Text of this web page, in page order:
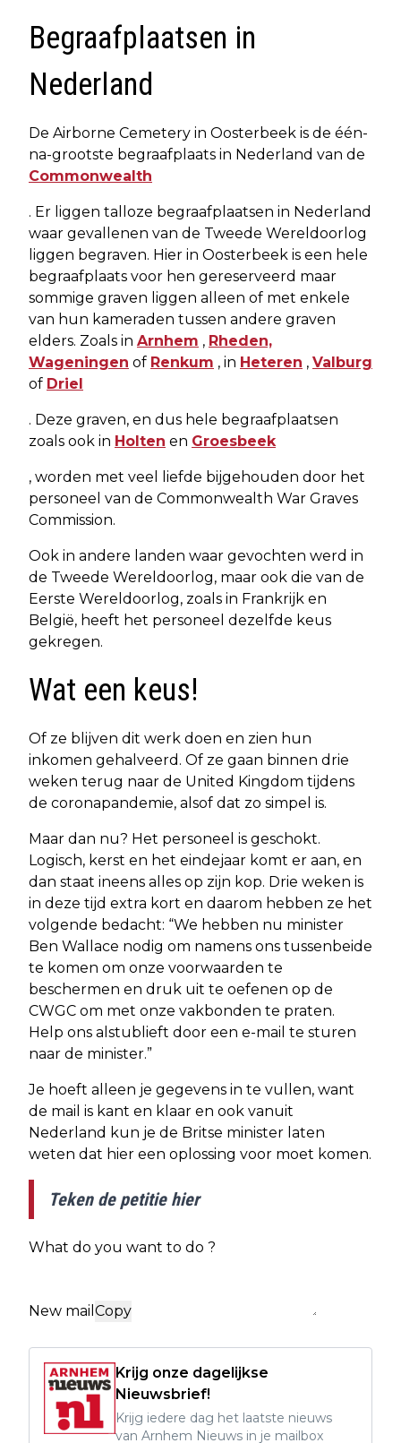
Begraafplaatsen in
Nederland
De Airborne Cemetery in Oosterbeek is de één-
na-grootste begraafplaats in Nederland van de
Commonwealth
. Er liggen talloze begraafplaatsen in Nederland
waar gevallenen van de Tweede Wereldoorlog
liggen begraven. Hier in Oosterbeek is een hele
begraafplaats voor hen gereserveerd maar
sommige graven liggen alleen of met enkele
van hun kameraden tussen andere graven
elders. Zoals in Arnhem , Rheden,
Wageningen of Renkum , in Heteren , Valburg
of Driel
. Deze graven, en dus hele begraafplaatsen
zoals ook in Holten en Groesbeek
, worden met veel liefde bijgehouden door het
personeel van de Commonwealth War Graves
Commission.
Ook in andere landen waar gevochten werd in
de Tweede Wereldoorlog, maar ook die van de
Eerste Wereldoorlog, zoals in Frankrijk en
België, heeft het personeel dezelfde keus
gekregen.
Wat een keus!
Of ze blijven dit werk doen en zien hun
inkomen gehalveerd. Of ze gaan binnen drie
weken terug naar de United Kingdom tijdens
de coronapandemie, alsof dat zo simpel is.
Maar dan nu? Het personeel is geschokt.
Logisch, kerst en het eindejaar komt er aan, en
dan staat ineens alles op zijn kop. Drie weken is
in deze tijd extra kort en daarom hebben ze het
volgende bedacht: “We hebben nu minister
Ben Wallace nodig om namens ons tussenbeide
te komen om onze voorwaarden te
beschermen en druk uit te oefenen op de
CWGC om met onze vakbonden te praten.
Help ons alstublieft door een e-mail te sturen
naar de minister.”
Je hoeft alleen je gegevens in te vullen, want
de mail is kant en klaar en ook vanuit
Nederland kun je de Britse minister laten
weten dat hier een oplossing voor moet komen.
Teken de petitie hier
What do you want to do ?
New mail Copy
Krijg onze dagelijkse
Nieuwsbrief!
Krijg iedere dag het laatste nieuws
van Arnhem Nieuws in je mailbox